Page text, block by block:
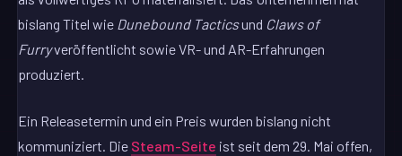
bislang Titel wie Dunebound Tacticsund Claws of
Furryveröffentlicht sowie VR- und AR-Erfahrungen
produziert.
Ein Releasetermin und ein Preis wurden bislang nicht
kommuniziert. Die Steam-Seite ist seit dem 29. Mai offen,